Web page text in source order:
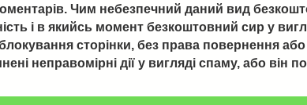
Чим небезпечний даний вид
і в якийсь момент безкоштовний сир у
сторінки, без права повернення
неправомірні дії у вигляді спаму, або він